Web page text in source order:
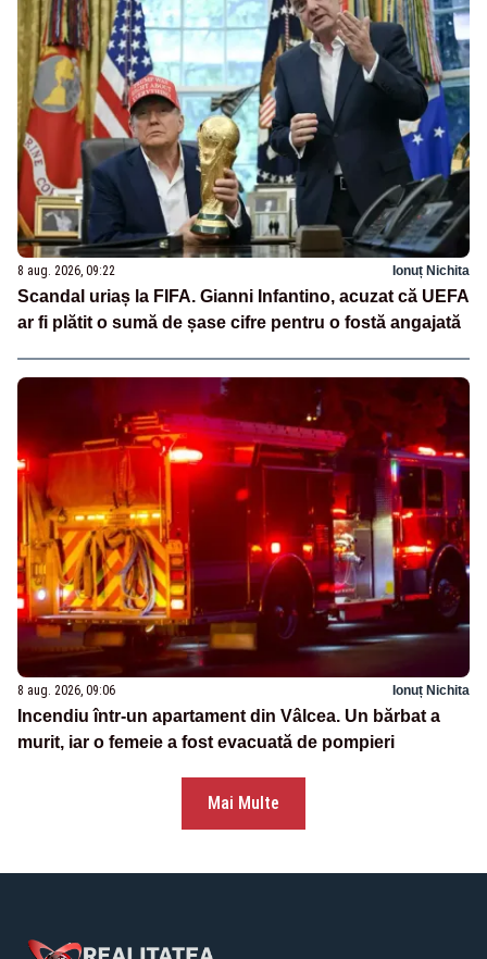
8 aug. 2026, 09:22 Ionuț Nichita
Scandal uriaș la FIFA. Gianni Infantino, acuzat că UEFA
ar fi plătit o sumă de șase cifre pentru o fostă angajată
8 aug. 2026, 09:06 Ionuț Nichita
Incendiu într-un apartament din Vâlcea. Un bărbat a
murit, iar o femeie a fost evacuată de pompieri
Mai Multe